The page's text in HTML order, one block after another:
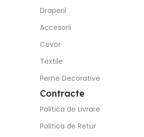
Draperii
Accesorii
Covor
Textile
Perne Decorative
Contracte
Politica de Livrare
Politica de Retur